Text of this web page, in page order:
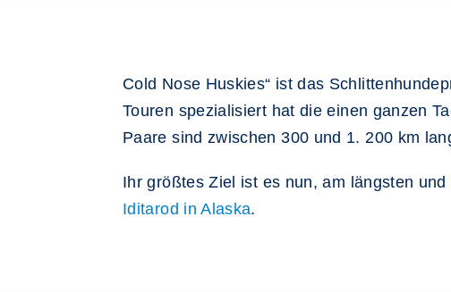
Cold Nose Huskies“ ist das
Touren spezialisiert hat die einen ganzen
Paare sind zwischen 300 und 1. 200 km
Ihr größtes Ziel ist es nun, am längsten
Iditarod in Alaska.